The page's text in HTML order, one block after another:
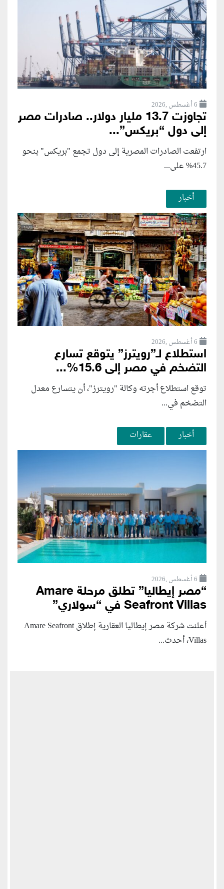
6 أغسطس ,2026
تجاوزت 13.7 مليار دولار.. صادرات مصر
إلى دول “بريكس”...
ارتفعت الصادرات المصرية إلى دول تجمع "بريكس" بنحو
45.7% على...
أخبار
6 أغسطس ,2026
استطلاع لـ”رويترز” يتوقع تسارع
التضخم في مصر إلى 15.6%...
توقع استطلاع أجرته وكالة "رويترز"، أن يتسارع ‌معدل
التضخم في...
أخبار عقارات
6 أغسطس ,2026
“مصر إيطاليا” تطلق مرحلة Amare
Seafront Villas في “سولاري”
أعلنت شركة مصر إيطاليا العقارية إطلاق Amare Seafront
Villas، أحدث...